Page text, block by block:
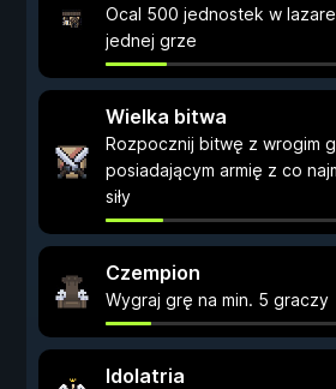
Ocal 500 jednostek w
jednej grze
Wielka bitwa
Rozpocznij bitwę z wrogim
posiadającym armię z co
siły
Czempion
Wygraj grę na min. 5 graczy
Idolatria